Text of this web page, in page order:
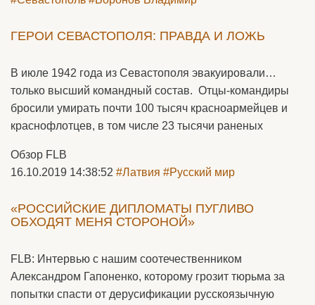
ГЕРОИ СЕВАСТОПОЛЯ: ПРАВДА И ЛОЖЬ
В июле 1942 года из Севастополя эвакуировали…
только высший командный состав. Отцы-командиры
бросили умирать почти 100 тысяч красноармейцев и
краснофлотцев, в том числе 23 тысячи раненых
Обзор FLB
16.10.2019 14:38:52 #Латвия #Русский мир
«РОССИЙСКИЕ ДИПЛОМАТЫ ПУГЛИВО
ОБХОДЯТ МЕНЯ СТОРОНОЙ»
FLB: Интервью с нашим соотечественником
Александром Гапоненко, которому грозит тюрьма за
попытки спасти от дерусификации русскоязычную